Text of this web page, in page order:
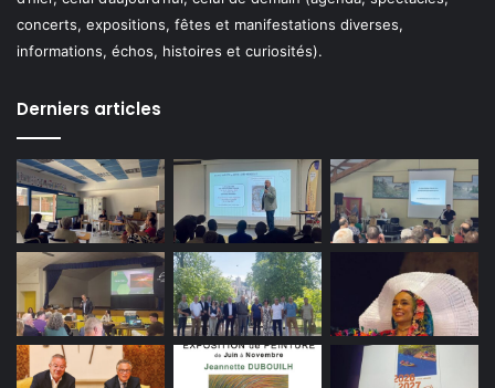
concerts, expositions, fêtes et manifestations diverses,
informations, échos, histoires et curiosités).
Derniers articles